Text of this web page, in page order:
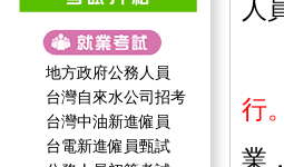
地方政府公務人員
台灣自來水公司招考
台灣中油新進僱員
台電新進僱員甄試
人
行。
業